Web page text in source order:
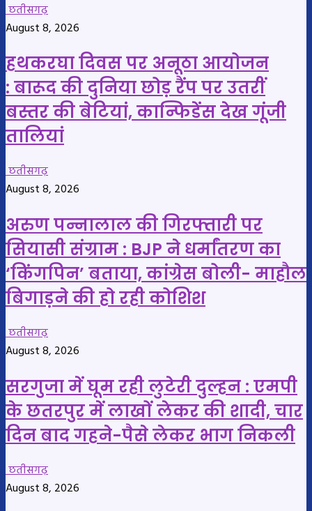
छतीसगढ़
August 8, 2026
हथकरघा दिवस पर अनूठा आयोजन
: बारूद की दुनिया छोड़ रैंप पर उतरीं
बस्तर की बेटियां, कान्फिडेंस देख गूंजी
तालियां
छतीसगढ़
August 8, 2026
अरुण पन्नालाल की गिरफ्तारी पर
सियासी संग्राम : BJP ने धर्मांतरण का
‘किंगपिन’ बताया, कांग्रेस बोली- माहौल
बिगाड़ने की हो रही कोशिश
छतीसगढ़
August 8, 2026
सरगुजा में घूम रही लुटेरी दुल्हन : एमपी
के छतरपुर में लाखों लेकर की शादी, चार
दिन बाद गहने-पैसे लेकर भाग निकली
छतीसगढ़
August 8, 2026